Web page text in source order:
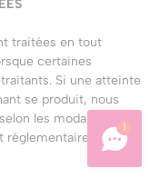
traitées en tout
certaines
Si une atteinte
se produit, nous
les modalités
réglementaires en
1